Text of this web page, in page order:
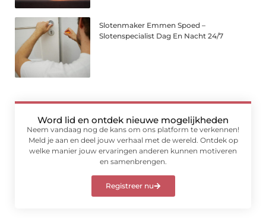
Slotenmaker Emmen Spoed –
Slotenspecialist Dag En Nacht 24/7
Word lid en ontdek nieuwe mogelijkheden
Neem vandaag nog de kans om ons platform te verkennen!
Meld je aan en deel jouw verhaal met de wereld. Ontdek op
welke manier jouw ervaringen anderen kunnen motiveren
en samenbrengen.
Registreer nu